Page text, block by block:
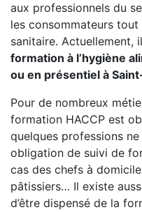
aux professionnels du
les consommateurs
sanitaire. Actuellement,
formation à l’hygiène
ou en présentiel à
Pour de nombreux
formation HACCP est
quelques professions
obligation de suivi de
cas des chefs à
pâtissiers… Il existe
d’être dispensé de la